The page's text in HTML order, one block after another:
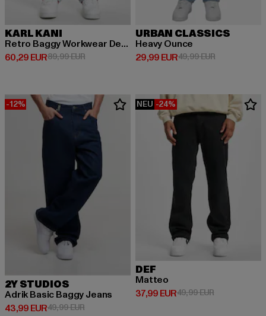
KARL KANI
Retro Baggy Workwear Denim Loose Fit
60,29 EUR
Derzeitiger Preis: 60,29 EUR
89,99 EURAktionspreis: 89,99 EUR
URBAN CLASSICS
Heavy Ounce
29,99 EUR
Derzeitiger Preis: 29,99 EUR
49,99 EURAktionspreis:
-12%
2Y STUDIOS
Adrik Basic Baggy Jeans
43,99 EUR
Derzeitiger Preis: 43,99 EUR
49,99 EURAktionspreis: 49,99 EUR
NEU -24%
DEF
Matteo
37,99 EUR
Derzeitiger Preis: 37,99 EUR
49,99 EURAktionspreis: